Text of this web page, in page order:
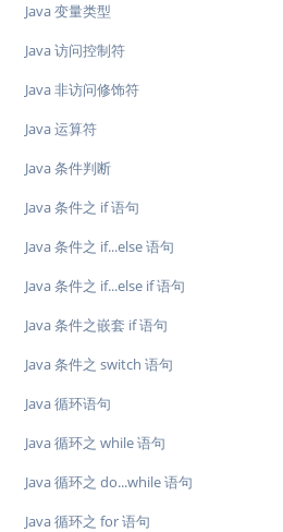
Java 变量类型
Java 访问控制符
Java 非访问修饰符
Java 运算符
Java 条件判断
Java 条件之 if 语句
Java 条件之 if...else 语句
Java 条件之 if...else if 语句
Java 条件之嵌套 if 语句
Java 条件之 switch 语句
Java 循环语句
Java 循环之 while 语句
Java 循环之 do...while 语句
Java 循环之 for 语句